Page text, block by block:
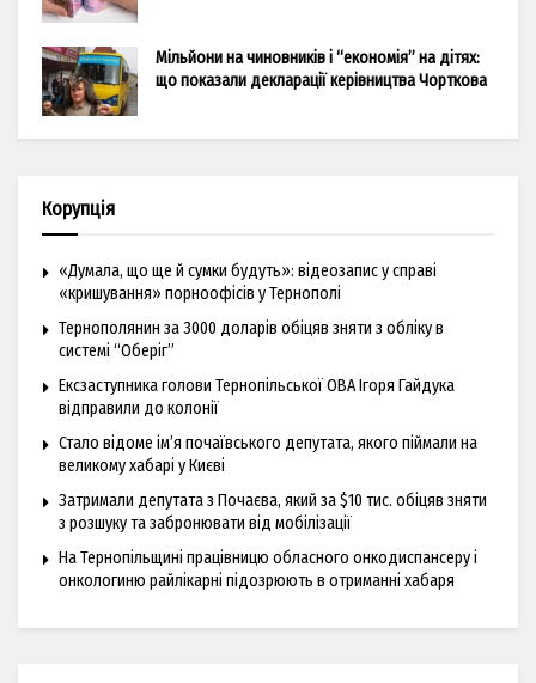
Мільйони на чиновників і “економія” на дітях:
що показали декларації керівництва Чорткова
Корупція
«Думала, що ще й сумки будуть»: відеозапис у справі
«кришування» порноофісів у Тернополі
Тернополянин за 3000 доларів обіцяв зняти з обліку в
системі “Оберіг”
Ексзаступника голови Тернопільської ОВА Ігоря Гайдука
відправили до колонії
Стало відоме ім’я почаївського депутата, якого піймали на
великому хабарі у Києві
Затримали депутата з Почаєва, який за $10 тис. обіцяв зняти
з розшуку та забронювати від мобілізації
На Тернопільщині працівницю обласного онкодиспансеру і
онкологиню райлікарні підозрюють в отриманні хабаря